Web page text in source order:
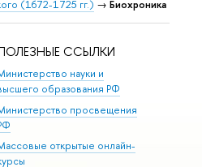
(1672-1725 гг.) → Биохроника
ССЫЛКИ
науки и
образования РФ
просвещения
открытые онлайн-